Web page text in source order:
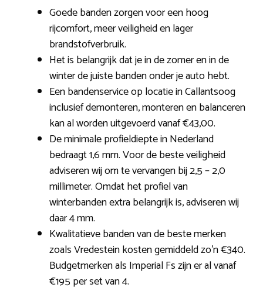
Goede banden zorgen voor een hoog
rijcomfort, meer veiligheid en lager
brandstofverbruik.
Het is belangrijk dat je in de zomer en in de
winter de juiste banden onder je auto hebt.
Een bandenservice op locatie in Callantsoog
inclusief demonteren, monteren en balanceren
kan al worden uitgevoerd vanaf €43,00.
De minimale profieldiepte in Nederland
bedraagt 1,6 mm. Voor de beste veiligheid
adviseren wij om te vervangen bij 2,5 – 2,0
millimeter. Omdat het profiel van
winterbanden extra belangrijk is, adviseren wij
daar 4 mm.
Kwalitatieve banden van de beste merken
zoals Vredestein kosten gemiddeld zo’n €340.
Budgetmerken als Imperial Fs zijn er al vanaf
€195 per set van 4.